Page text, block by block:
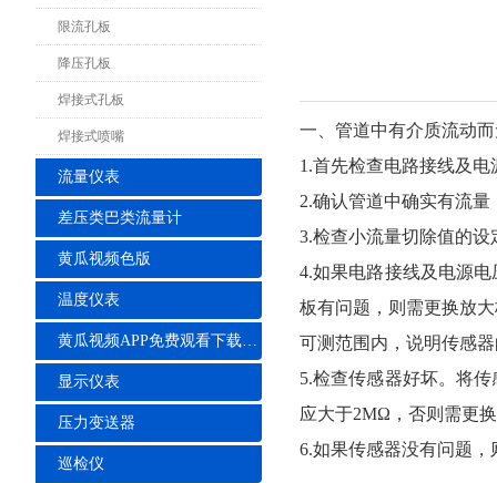
限流孔板
降压孔板
焊接式孔板
焊接式喷嘴
流量仪表
差压类巴类流量计
黄瓜视频色版
温度仪表
黄瓜视频APP免费观看下载安装
显示仪表
压力变送器
巡检仪
一、管道中有介质流动
1.首先检查电路接线及
2.确认管道中确实有流
3.检查小流量切除值的
4.如果电路接线及电源
板有问题，则需更换放
可测范围内，说明传感
5.检查传感器好坏。将
应大于2MΩ，否则需更
6.如果传感器没有问题